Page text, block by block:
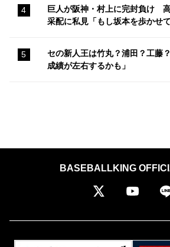
巨人が阪神・村上に完封負け
采配に私見「もし坂本を歩かせ
セの新人王は竹丸？浦田？工藤
成績が左右するかも」
BASEBALLKING